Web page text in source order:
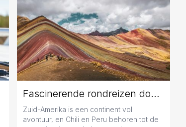
Fascinerende rondreizen door Chili en Peru
Zuid-Amerika is een continent vol
avontuur, en Chili en Peru behoren tot de